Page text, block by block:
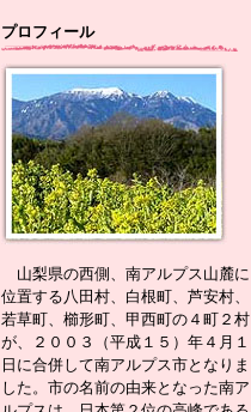
プロフィール
山梨県の西側、南アルプス山麓に
位置する八田村、白根町、芦安村、
若草町、櫛形町、甲西町の４町２村
が、２００３（平成１５）年４月１
日に合併して南アルプス市となりま
した。市の名前の由来となった南ア